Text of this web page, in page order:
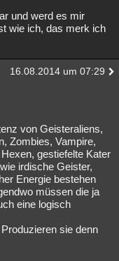
und werd es mir
wie ich, das merk ich
16.08.2014 um 07:29
von Geisteraliens,
Zombies, Vampire,
gestiefelte Kater
irdische Geister,
Energie bestehen
müssen die ja
eine logisch
sie denn